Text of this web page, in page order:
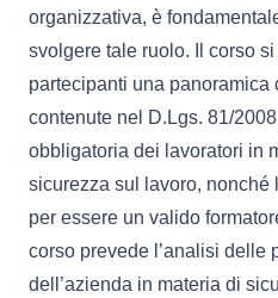
organizzativa, è
svolgere tale ruolo. Il corso
partecipanti una
contenute nel D.Lgs. 81/
obbligatoria dei lavoratori in
sicurezza sul lavoro, nonché
per essere un valido
corso prevede l’analisi delle
dell’azienda in materia di